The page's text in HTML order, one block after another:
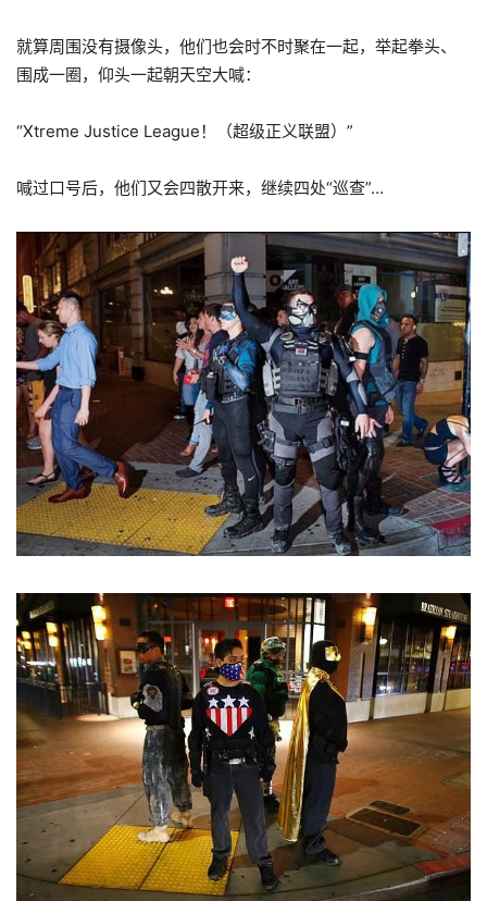
就算周围没有摄像头，他们也会时不时聚在一起，举起拳头、
围成一圈，仰头一起朝天空大喊：
“Xtreme Justice League！（超级正义联盟）”
喊过口号后，他们又会四散开来，继续四处“巡查”…